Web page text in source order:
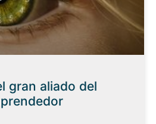
gran aliado del